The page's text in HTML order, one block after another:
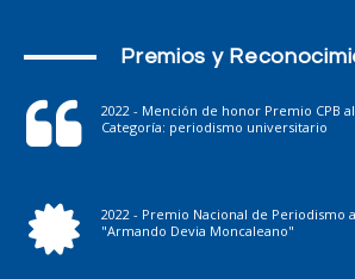
Premios y
2022 - Mención de honor Premio CPB
Categoría: periodismo universitario
2022 - Premio Nacional de Periodismo
"Armando Devia Moncaleano"